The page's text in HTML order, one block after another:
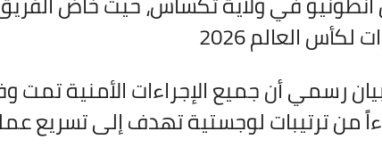
العالم 2026
رسمي أن جميع الإجراءات الأمنية
من ترتيبات لوجستية تهدف إلى تسريع